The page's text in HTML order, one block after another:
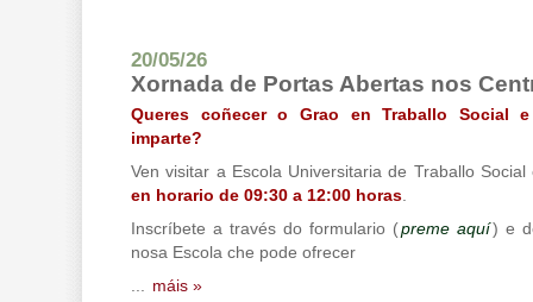
20/05/26
Xornada de Portas Abertas nos
Queres coñecer o Grao en Traballo Social
imparte?
Ven visitar a Escola Universitaria de Traballo
en horario de 09:30 a 12:00 horas
Inscríbete a través do formulario (preme aquí) e
nosa Escola che pode ofrecer
máis »